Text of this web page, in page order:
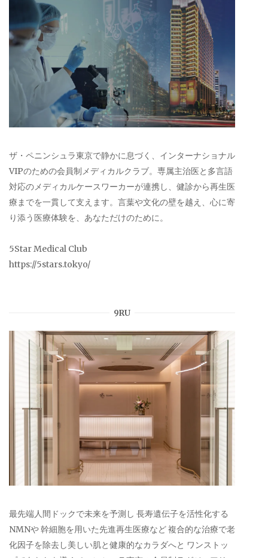
ザ・ペニンシュラ東京で静かに息づく、インターナショナル
VIPのための会員制メディカルクラブ。専属主治医と多言語
対応のメディカルケースワーカーが連携し、健診から再生医
療までを一貫して支えます。言葉や文化の壁を越え、心に寄
り添う医療体験を、あなただけのために。
5Star Medical Club
https://5stars.tokyo/
9RU
最先端人間ドックで未来を予測し 長寿遺伝子を活性化する
NMNや 幹細胞を用いた先進再生医療など 複合的な治療で老
化因子を除去し美しい肌と健康的なカラダへと ワンストッ